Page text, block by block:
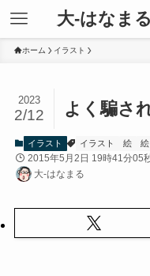
大-はなま
ホーム イラスト
よく騙さ
2023
2/12
イラスト イラスト 絵
2015年5月2日 19時41分05
大-はなまる